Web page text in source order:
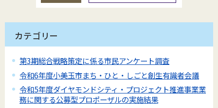
カテゴリー
第3期総合戦略策定に係る市民アンケート調査
令和6年度小美玉市まち・ひと・しごと創生有識者会議
令和5年度ダイヤモンドシティ・プロジェクト推進事業業
務に関する公募型プロポーザルの実施結果